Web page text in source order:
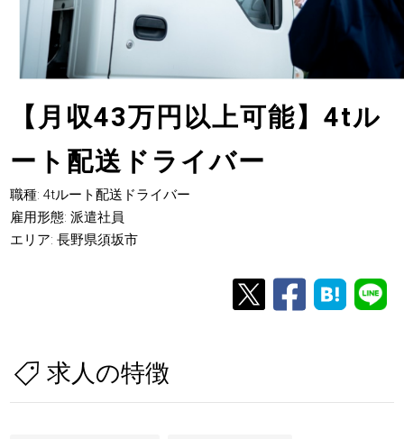
【月収43万円以上可能】4tル
ート配送ドライバー
職種: 4tルート配送ドライバー
雇用形態: 派遣社員
エリア: 長野県須坂市
求人の特徴